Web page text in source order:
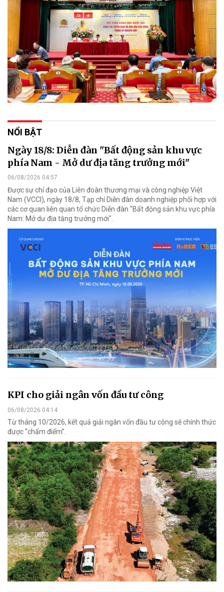
NỔI BẬT
Ngày 18/8: Diễn đàn "Bất động sản khu vực
phía Nam - Mở dư địa tăng trưởng mới"
06/08/2026 04:57
Được sự chỉ đạo của Liên đoàn thương mại và công nghiệp Việt
Nam (VCCI), ngày 18/8, Tạp chí Diễn đàn doanh nghiệp phối hợp với
các cơ quan liên quan tổ chức Diễn đàn "Bất động sản khu vực phía
Nam: Mở dư địa tăng trưởng mới".
KPI cho giải ngân vốn đầu tư công
06/08/2026 04:14
Từ tháng 10/2026, kết quả giải ngân vốn đầu tư công sẽ chính thức
được “chấm điểm”.